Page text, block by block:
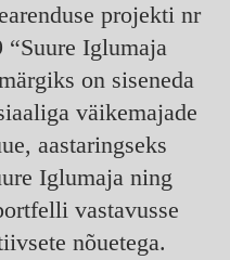
projekti nr
“Suure Iglumaja
on siseneda
väikemajade
aastaringseks
Iglumaja ning
vastavusse
nõuetega.